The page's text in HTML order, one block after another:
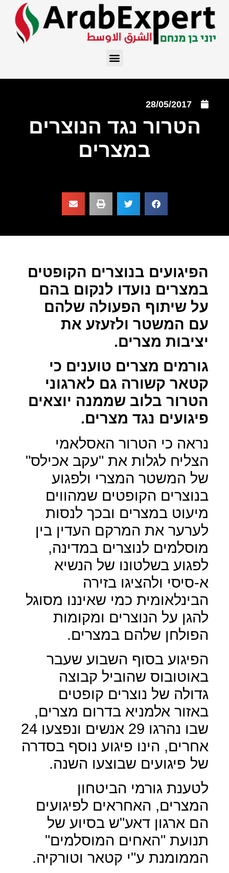
28/05/2017
הטרור נגד הנוצרים
במצרים
הפיגועים בנוצרים הקופטים
במצרים נועדו לנקום בהם
על שיתוף הפעולה שלהם
עם המשטר ולזעזע את
יציבות מצרים.
גורמים מצרים טוענים כי
קטאר קשורה גם לארגוני
הטרור בלוב שממנה יוצאים
פיגועים נגד מצרים.
נראה כי הטרור האסלאמי
הצליח לגלות את "עקב אכילס"
של המשטר המצרי ולפגוע
בנוצרים הקופטים שמהווים
מיעוט במצרים ובכך לנסות
לערער את המרקם העדין בין
מוסלמים לנוצרים במדינה,
לפגוע בשלטונו של הנשיא
א-סיסי ולהציגו בזירה
הבינלאומית כמי שאיננו מסוגל
להגן על הנוצרים ומקומות
הפולחן שלהם במצרים.
הפיגוע בסוף השבוע שעבר
באוטובוס שהוביל קבוצה
גדולה של נוצרים קופטים
באזור אלמניא בדרום מצרים,
שבו נהרגו 29 אנשים ונפצעו 24
אחרים, הינו פיגוע נוסף בסדרה
של פיגועים שבוצעו השנה.
לטענת גורמי הביטחון
המצרים, האחראים לפיגועים
הם ארגון דאע"ש בסיוע של
תנועת "האחים המוסלמים"
הממומנת ע"י קטאר וטורקיה.